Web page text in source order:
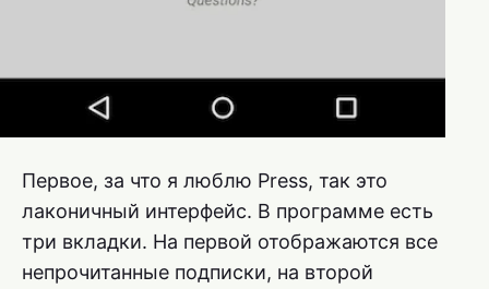
Первое, за что я люблю Press, так это
лаконичный интерфейс. В программе есть
три вкладки. На первой отображаются все
непрочитанные подписки, на второй